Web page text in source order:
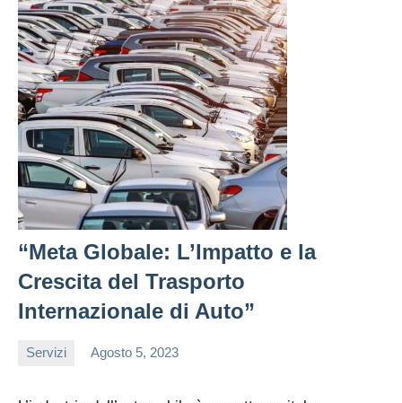
“Meta Globale: L’Impatto e la
Crescita del Trasporto
Internazionale di Auto”
Servizi Agosto 5, 2023